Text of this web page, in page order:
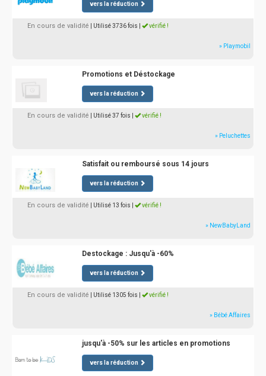
vers la réduction
En cours de validité | Utilisé 3736 fois vérifié !
» Playmobil
Promotions et Déstockage
vers la réduction
En cours de validité | Utilisé 37 fois vérifié !
» Peluchettes
Satisfait ou remboursé sous 14 jours
vers la réduction
En cours de validité | Utilisé 13 fois vérifié !
» NewBabyLand
Destockage : Jusqu'à -60%
vers la réduction
En cours de validité | Utilisé 1305 fois vérifié !
» Bébé Affaires
jusqu'à -50% sur les articles en promotions
vers la réduction